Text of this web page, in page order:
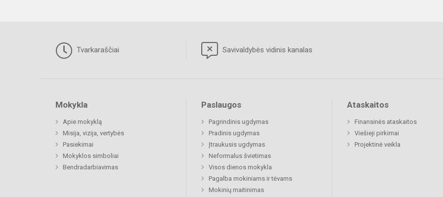
Tvarkaraščiai Savivaldybės vidinis kanalas
Mokykla
Apie mokyklą
Misija, vizija, vertybės
Pasiekimai
Mokyklos simboliai
Bendradarbiavimas
Paslaugos
Pagrindinis ugdymas
Pradinis ugdymas
Įtraukusis ugdymas
Neformalus švietimas
Visos dienos mokykla
Pagalba mokiniams ir tėvams
Mokinių maitinimas
Ataskaitos
Finansinės ataskaitos
Viešieji pirkimai
Projektinė veikla